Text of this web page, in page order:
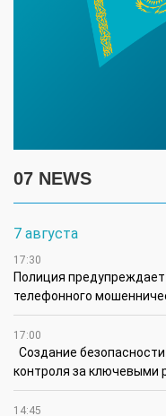
07 NEWS
7 августа
17:30
Полиция
телефонного
17:00
Создание
контроля за ключевыми
14:45